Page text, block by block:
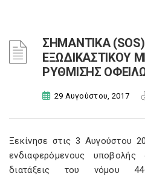
ΣΗΜΑΝΤΙΚΑ
ΕΞΩΔΙΚΑΣΤΙΚΟΥ
ΡΥΘΜΙΣΗΣ
29 Αυγούστου, 2017
Ξεκίνησε στις 3 Αυγούστου
ενδιαφερόμενους
διατάξεις του νόμου